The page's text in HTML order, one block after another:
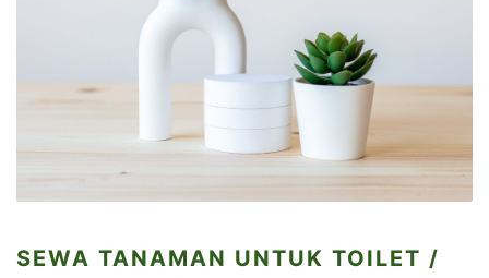
SEWA TANAMAN UNTUK TOILET /